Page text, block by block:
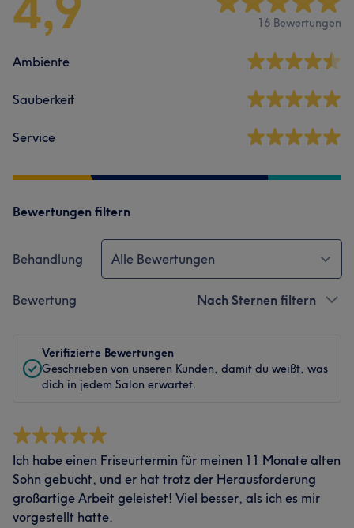
16 Bewertungen
Ambiente
Sauberkeit
Service
Bewertungen filtern
Behandlung Alle Bewertungen
Bewertung Nach Sternen filtern
Verifizierte Bewertungen
Geschrieben von unseren Kunden, damit du weißt, was
dich in jedem Salon erwartet.
Ich habe einen Friseurtermin für meinen 11 Monate alten
Sohn gebucht, und er hat trotz der Herausforderung
großartige Arbeit geleistet! Viel besser, als ich es mir
vorgestellt hatte.